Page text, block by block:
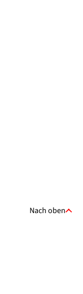
Nach oben